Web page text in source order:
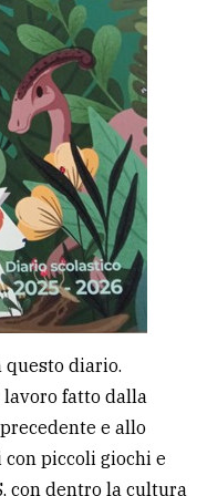
diario.
fatto dalla
e allo
piccoli giochi e
con dentro la cultura